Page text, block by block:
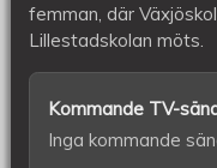
femman, där
Lillestadskolan möts.
Kommande TV-
Inga kommande